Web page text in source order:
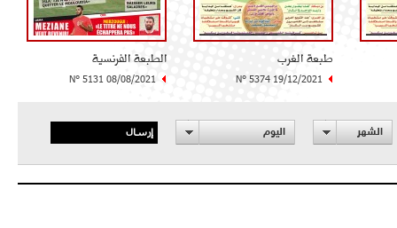
طبعة الغرب
N° 5374 19/12/2021
الطبعة الفرنسية
N° 5131 08/08/2021
الشهر اليوم إرسال